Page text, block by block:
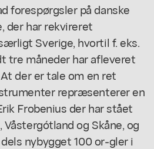
forespørgsler på danske
der har rekvireret
Sverige, hvortil f. eks.
tre måneder har afleveret
der er tale om en ret
repræsenterer en
Frobenius der har stået
og Skåne, og
nybygget 100 or-gler i